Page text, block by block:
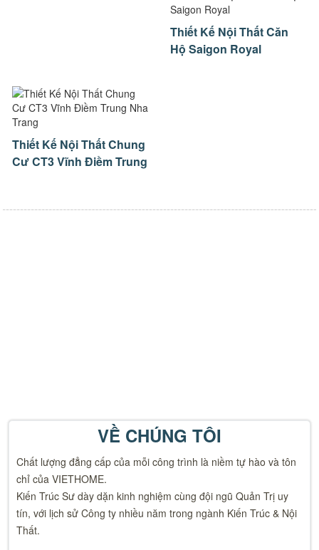
Thiết Kế Nội Thất Căn
Hộ Saigon Royal
Thiết Kế Nội Thất Chung
Cư CT3 Vĩnh Điềm Trung
VỀ CHÚNG TÔI
Chất lượng đẳng cấp của mỗi công trình là niềm tự hào và tôn
chỉ của VIETHOME.
Kiến Trúc Sư dày dặn kinh nghiệm cùng đội ngũ Quản Trị uy
tín, với lịch sử Công ty nhiều năm trong ngành Kiến Trúc & Nội
Thất.